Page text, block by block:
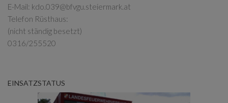
E-Mail: kdo.039@bfvgu.steiermark.at
Telefon Rüsthaus:
(nicht ständig besetzt)
0316/255520
EINSATZSTATUS